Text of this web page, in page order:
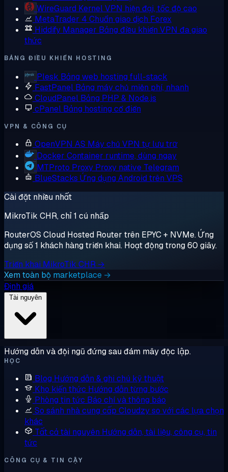
WireGuard Kernel VPN hiện đại, tốc độ cao
MetaTrader 4 Chuẩn giao dịch Forex
Hiddify Manager Bảng điều khiển VPN đa giao
thức
BẢNG ĐIỀU KHIỂN HOSTING
Plesk Bảng web hosting full-stack
FastPanel Bảng máy chủ miễn phí, nhanh
CloudPanel Bảng PHP & Node.js
cPanel Bảng hosting cổ điển
VPN & CÔNG CỤ
OpenVPN AS Máy chủ VPN tự lưu trữ
Docker Container runtime, dùng ngay
MTProto Proxy Proxy native Telegram
BlueStacks Ứng dụng Android trên VPS
Cài đặt nhiều nhất
MikroTik CHR, chỉ 1 cú nhấp
RouterOS Cloud Hosted Router trên EPYC + NVMe. Ứng
dụng số 1 khách hàng triển khai. Hoạt động trong 60 giây.
Triển khai MikroTik CHR →
Xem toàn bộ marketplace →
Định giá
Hướng dẫn và đội ngũ đứng sau đám mây độc lập.
HỌC
Blog Hướng dẫn & ghi chú kỹ thuật
Kho kiến thức Hướng dẫn từng bước
Phòng tin tức Báo chí và thông báo
So sánh nhà cung cấp Cloudzy so với các lựa chọn
khác
Tất cả tài nguyên Hướng dẫn, tài liệu, công cụ, tin
tức
CÔNG CỤ & TIN CẬY